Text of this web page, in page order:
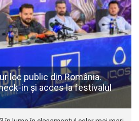
loc public din România.
in și acces la festivalul